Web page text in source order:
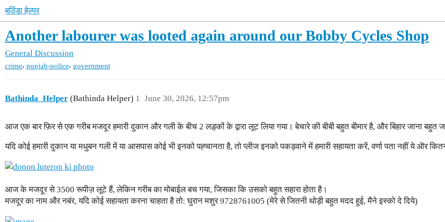
बठिंडा हेल्पर
Another labourer was looted again around our Bobby Cycles Shop
General Discussion
crime, punjab-police, government
Bathinda_Helper (Bathinda Helper) June 30, 2026, 12:57pm
1
आज एक बार फ़िर से एक गरीब मजदूर हमारी दुकान और गली के बीच 2 लड़्कों के द्वारा लूट लिया गया। बेचारे की बीबी बहुत बीमार है, और बिहार जाना
यदि कोई हमारी दुकान या मधुबन गली में या आसपास कोई भी इनको पह्चानता है, तो प्लीज इनको पकड़वाने में हमारी सहायता करें, वर्णा पता नहीं ये ऒर
आज के मजदूर से 3500 रूपीज़ लूटे हैं, लेकिन गरीब का मोबाईल बच गया, जिसका कि उसको बहुत सहारा होता है।
मजदूर का नाम और नबंर, यदि कोई सहायता करना चाहता है तो: घुरान मशुर 9728761005 (मेरे से जितनी थोड़ी बहुत मदद हूई, मैने इस्को दे दिये)